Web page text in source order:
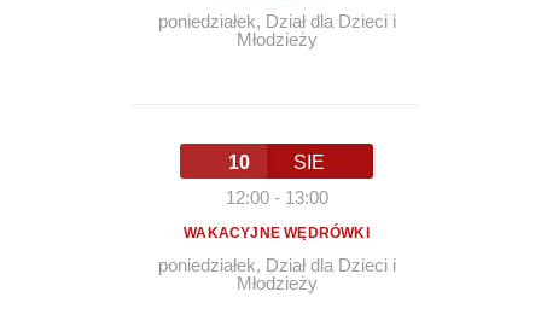
poniedziałek, Dział dla Dzieci i
Młodzieży
10
SIE
12:00- 13:00
WAKACYJNE WĘDRÓWKI
poniedziałek, Dział dla Dzieci i
Młodzieży